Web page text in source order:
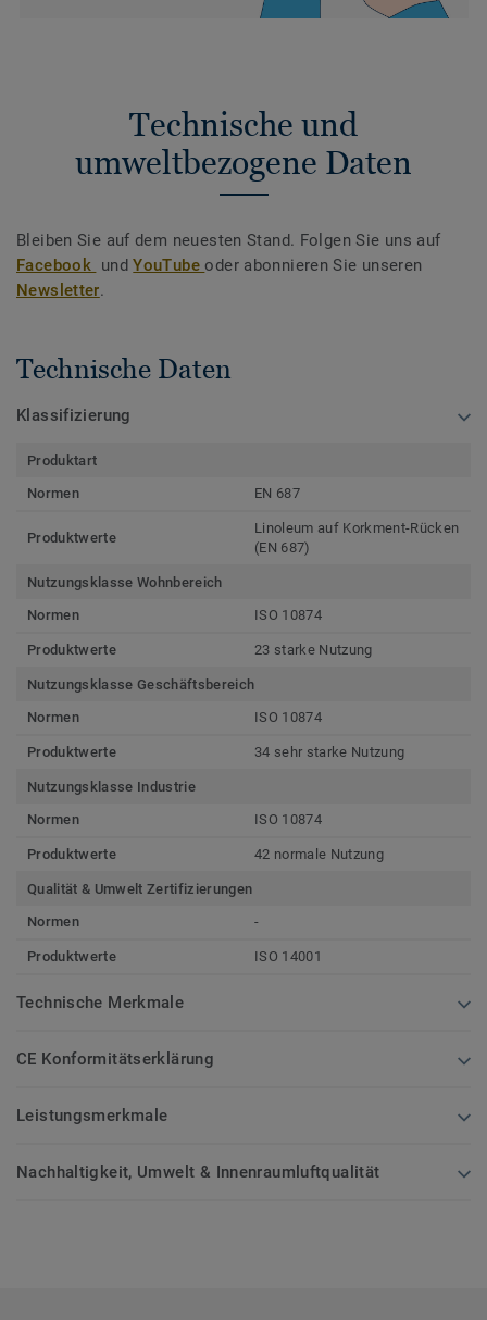
Technische und
umweltbezogene Daten
Bleiben Sie auf dem neuesten Stand. Folgen Sie uns auf
Facebook undYouTubeoder abonnieren Sie unseren
Newsletter.
Technische Daten
Klassifizierung
Produktart
Normen
EN 687
Produktwerte
Linoleum auf Korkment-Rücken
(EN 687)
Nutzungsklasse Wohnbereich
Normen
ISO 10874
Produktwerte 23 starke Nutzung
Nutzungsklasse Geschäftsbereich
Normen
ISO 10874
Produktwerte 34 sehr starke Nutzung
Nutzungsklasse Industrie
Normen
ISO 10874
Produktwerte 42 normale Nutzung
Qualität & Umwelt Zertifizierungen
Normen
-
Produktwerte ISO 14001
Technische Merkmale
CE Konformitätserklärung
Leistungsmerkmale
Nachhaltigkeit, Umwelt & Innenraumluftqualität